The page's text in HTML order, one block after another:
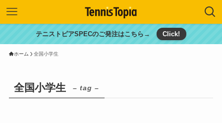
テニストピアSPECのご発注はこちら→ Click!
ホーム 全国小学生
全国小学生 – tag –